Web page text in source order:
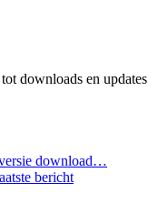
downloads en updates
download…
bericht